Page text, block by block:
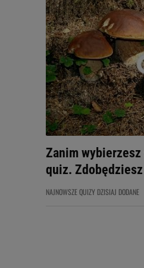
Zanim
quiz.
NAJNOWSZE QUIZY DZISIAJ DODANE